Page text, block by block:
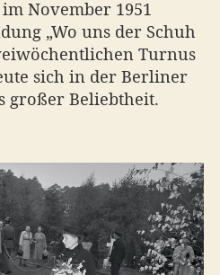
November 1951
„Wo uns der Schuh
Turnus
sich in der Berliner
großer Beliebtheit.